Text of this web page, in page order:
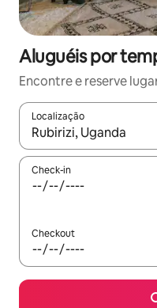
Aluguéis por
Encontre e reserve
Localização
Quando os resultados
Check-in
Checkout